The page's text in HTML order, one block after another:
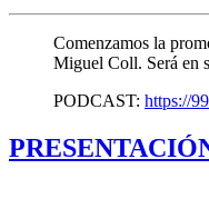
Comenzamos la
Miguel Coll. Será en
PODCAST: https://